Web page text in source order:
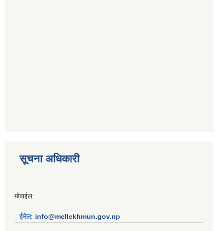
सूचना अधिकारी
मोबाईल:
ईमेल: info@mellekhmun.gov.np